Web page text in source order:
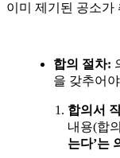
이미 제기된 공소가
합의 절차:
을 갖추어
합의서
내용(합
는다’는